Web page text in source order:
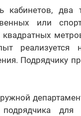
кабинетов, два
или
Подрядчику
для